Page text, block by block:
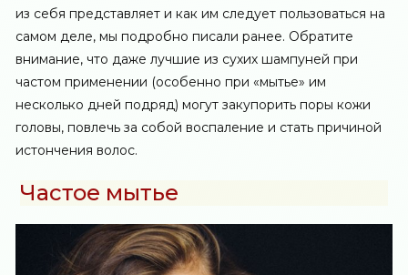
из себя представляет и как им следует пользоваться на
самом деле, мы подробно писали ранее. Обратите
внимание, что даже лучшие из сухих шампуней при
частом применении (особенно при «мытье» им
несколько дней подряд) могут закупорить поры кожи
головы, повлечь за собой воспаление и стать причиной
истончения волос.
Частое мытье